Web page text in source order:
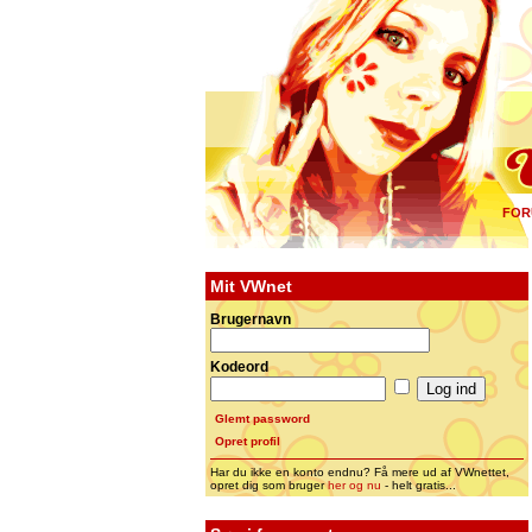
Mit VWnet
Brugernavn
Kodeord
Glemt password
Opret profil
Har du ikke en konto endnu? Få mere ud af VWnettet,
opret dig som brugerher og nu - helt gratis...